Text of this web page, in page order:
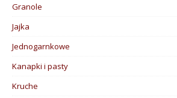
Granole
Jajka
Jednogarnkowe
Kanapki i pasty
Kruche